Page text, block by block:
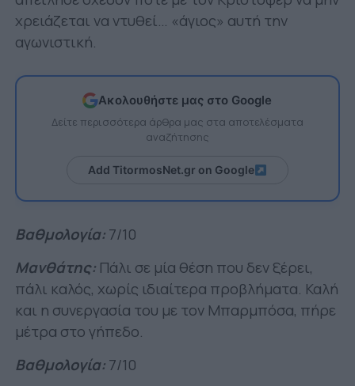
χρειάζεται να ντυθεί… «άγιος» αυτή την
αγωνιστική.
Ακολουθήστε μας στο Google
Δείτε περισσότερα άρθρα μας στα αποτελέσματα
αναζήτησης
Add TitormosNet.gr on Google
Βαθμολογία:7/10
Mανθάτης: Πάλι σε μία θέση που δεν ξέρει,
πάλι καλός, χωρίς ιδιαίτερα προβλήματα. Καλή
και η συνεργασία του με τον Μπαρμπόσα, πήρε
μέτρα στο γήπεδο.
Βαθμολογία:7/10